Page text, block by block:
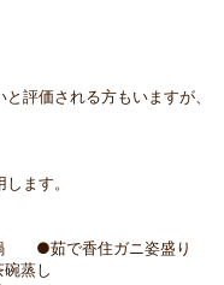
評価される方もいますが、
ます。
茹で香住ガニ姿盛り
蒸し